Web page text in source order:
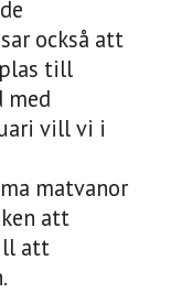
också att
till
med
vill vi i
matvanor
att
att